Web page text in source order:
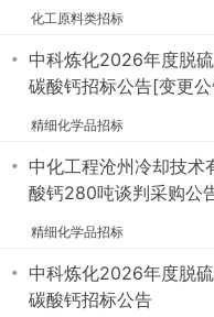
化工原料类招标
・ 中科炼化2026年度脱
碳酸钙招标公告[变更
精细化学品招标
・ 中化工程沧州冷却技术
酸钙280吨谈判采购公
精细化学品招标
・ 中科炼化2026年度脱
碳酸钙招标公告